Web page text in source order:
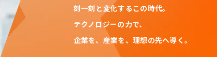
刻一刻と変化するこの時代。
テクノロジーの力で、
企業を、産業を、理想の先へ導く。